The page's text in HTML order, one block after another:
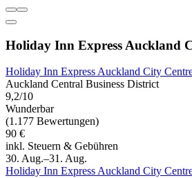
Holiday Inn Express Auckland
Holiday Inn Express Auckland City
Auckland Central Business District
9,2/10
Wunderbar
(1.177 Bewertungen)
90 €
inkl. Steuern & Gebühren
30. Aug.–31. Aug.
Holiday Inn Express Auckland City